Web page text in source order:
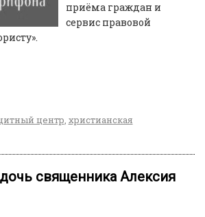
приёма граждан и
сервис правовой
центр, христианская
священника Алексия